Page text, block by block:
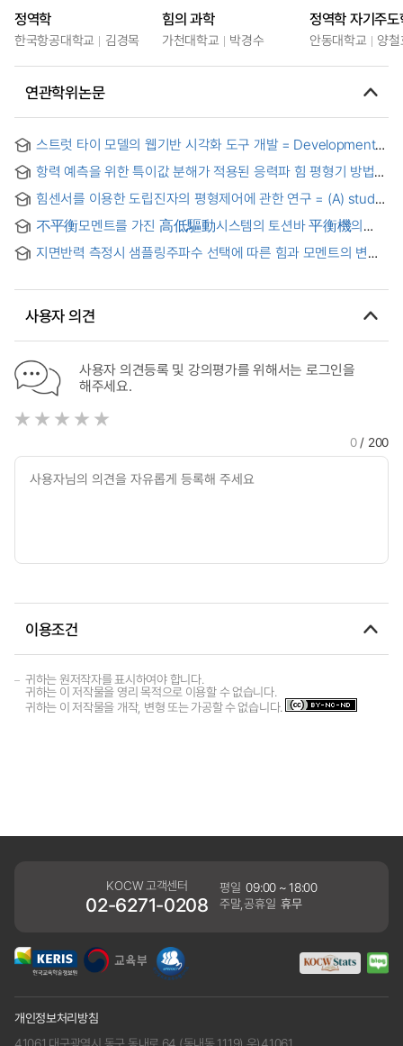
정역학
한국항공대학교 김경목
힘의 과학
가천대학교 박경수
정역학 자기주
안동대학교 양
연관학위논문
스트럿 타이 모델의 웹기반 시각화 도구 개발 = Development
항력 예측을 위한 특이값 분해가 적용된 응력파 힘 평형기 방법론
Value Decomposition for Drag Prediction
힘센서를 이용한 도립진자의 평형제어에 관한 연구 = (A) study
of the control of an inverted pendulum control using the
force sensor
不平衡모멘트를 가진 高低驅動시스템의 토션바 平衡機의
지면반력 측정시 샘플링주파수 선택에 따른 힘과 모멘트의 변화
사용자 의견
사용자 의견등록 및 강의평가를 위해서는 로그인을
해주세요.
0/ 200
이용조건
귀하는 원저작자를 표시하여야 합니다.
귀하는 이 저작물을 영리 목적으로 이용할 수 없습니다.
귀하는 이 저작물을 개작, 변형 또는 가공할 수 없습니다.
KOCW 고객센터
02-6271-0208
평일 09:00 ~ 18:00
주말,공휴일 휴무
개인정보처리방침